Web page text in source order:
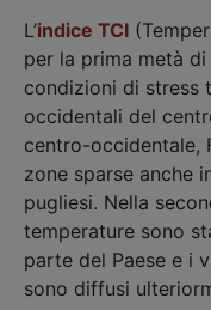
L’indice TCI
per la prima metà
condizioni di stress
occidentali del
centro-occidentale,
zone sparse anche
pugliesi. Nella
temperature sono
parte del Paese e i
sono diffusi